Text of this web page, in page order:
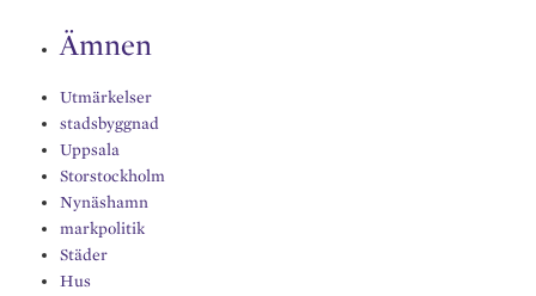
I
n
o
o
k
r
e
att
så
lite
som
möjligt
Ämnen
Utmärkelser
stadsbyggnad
Uppsala
Storstockholm
Nynäshamn
markpolitik
Städer
Hus